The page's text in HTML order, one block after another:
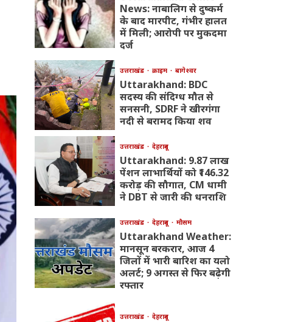
News: नाबालिग से दुष्कर्म
के बाद मारपीट, गंभीर हालत
में मिली; आरोपी पर मुकदमा
दर्ज
उत्तराखंड क्राइम बागेश्वर
Uttarakhand: BDC
सदस्य की संदिग्ध मौत से
सनसनी, SDRF ने खीरगंगा
नदी से बरामद किया शव
उत्तराखंड देहरादून
Uttarakhand: 9.87 लाख
पेंशन लाभार्थियों को ₹146.32
करोड़ की सौगात, CM धामी
ने DBT से जारी की धनराशि
उत्तराखंड देहरादून मौसम
Uttarakhand Weather:
मानसून बरकरार, आज 4
जिलों में भारी बारिश का यलो
अलर्ट; 9 अगस्त से फिर बढ़ेगी
रफ्तार
उत्तराखंड देहरादून